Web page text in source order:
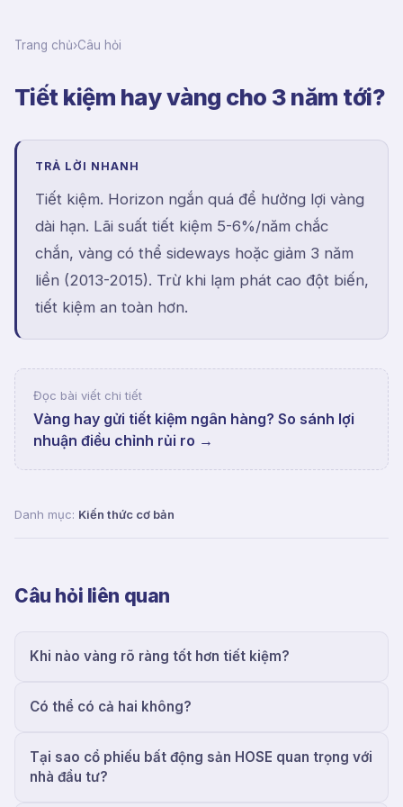
Trang chủ›Câu hỏi
Tiết kiệm hay vàng cho 3 năm tới?
TRẢ LỜI NHANH
Tiết kiệm. Horizon ngắn quá để hưởng lợi vàng
dài hạn. Lãi suất tiết kiệm 5-6%/năm chắc
chắn, vàng có thể sideways hoặc giảm 3 năm
liền (2013-2015). Trừ khi lạm phát cao đột biến,
tiết kiệm an toàn hơn.
Đọc bài viết chi tiết
Vàng hay gửi tiết kiệm ngân hàng? So sánh lợi
nhuận điều chỉnh rủi ro →
Danh mục: Kiến thức cơ bản
Câu hỏi liên quan
Khi nào vàng rõ ràng tốt hơn tiết kiệm?
Có thể có cả hai không?
Tại sao cổ phiếu bất động sản HOSE quan trọng với
nhà đầu tư?